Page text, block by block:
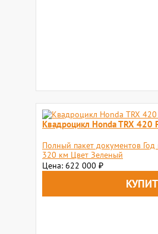
Квадроцикл Honda TRX 420
Полный пакет документов
320 км Цвет Зеленый
Цена: 622 000 ₽